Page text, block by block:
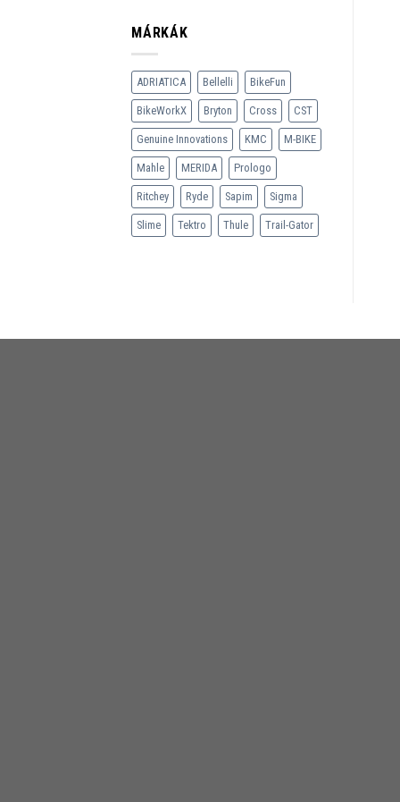
MÁRKÁK
ADRIATICA Bellelli BikeFun
BikeWorkX Bryton Cross CST
Genuine Innovations KMC M-BIKE
Mahle MERIDA Prologo
Ritchey Ryde Sapim Sigma
Slime Tektro Thule Trail-Gator